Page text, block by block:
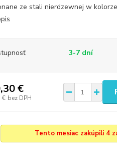
ze stali nierdzewnej w kolorze
3-7 dní
€
€ bez DPH
Tento mesiac zakúpili 4